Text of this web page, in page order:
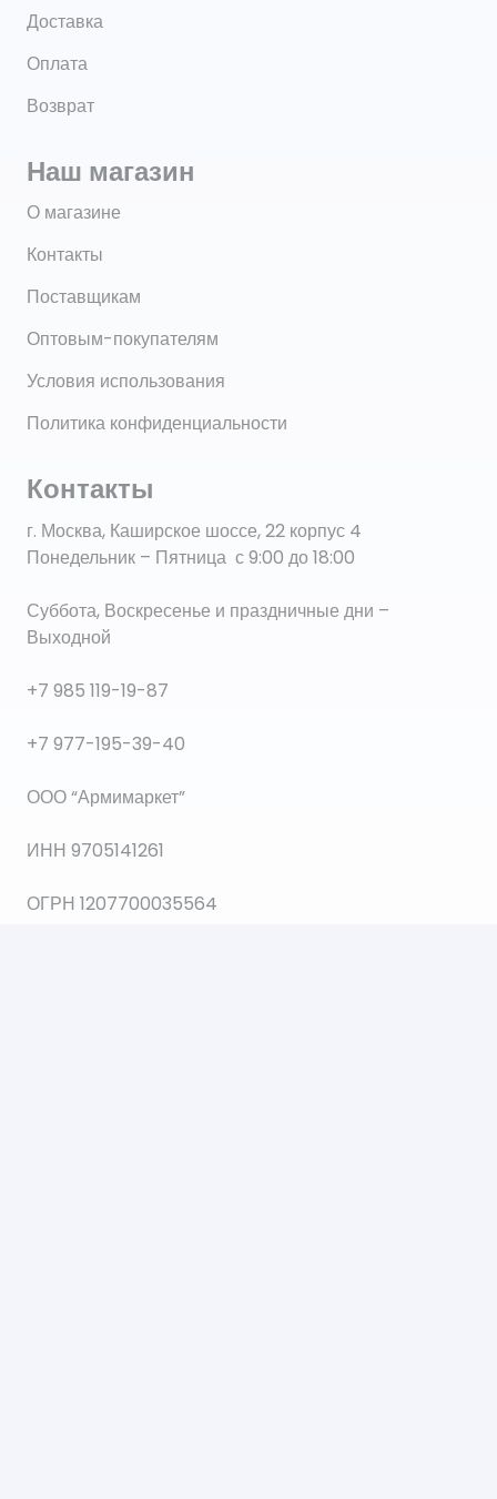
Доставка
Оплата
Возврат
Наш магазин
О магазине
Контакты
Поставщикам
Оптовым-покупателям
Условия использования
Политика конфиденциальности
Контакты
г. Москва, Каширское шоссе, 22 корпус 4
Понедельник – Пятница с 9:00 до 18:00
Суббота, Воскресенье и праздничные дни –
Выходной
+7 985 119-19-87
+7 977-195-39-40
ООО “Армимаркет”
ИНН 9705141261
ОГРН 1207700035564